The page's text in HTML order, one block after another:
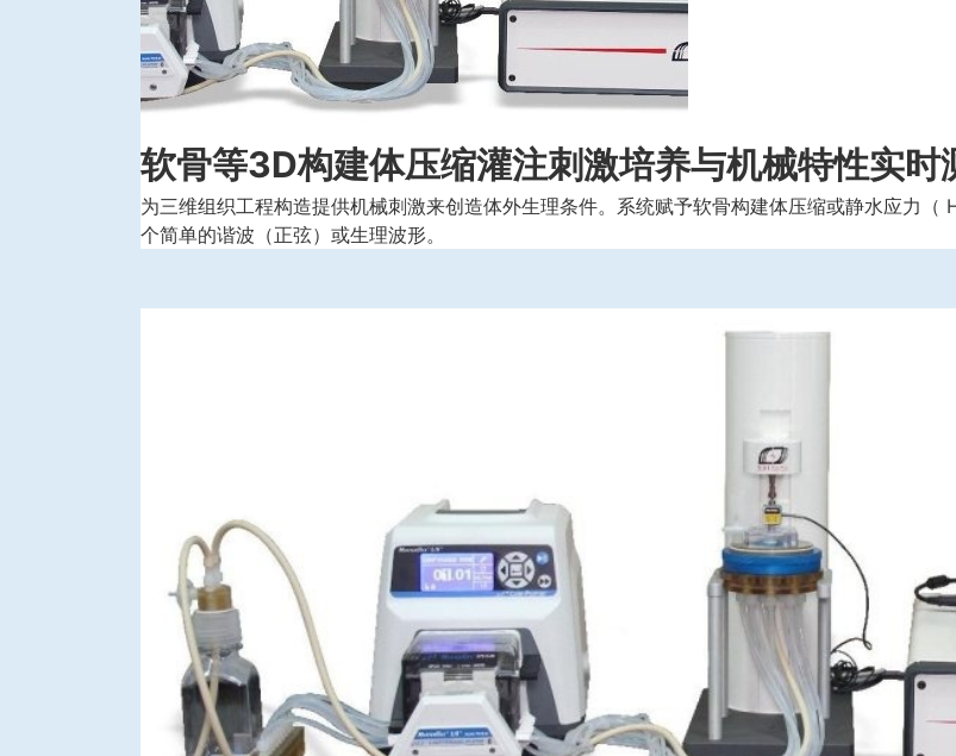
软骨等3D构建体压缩灌注刺激培养与机械特性实时
为三维组织工程构造提供机械刺激来创造体外生理条件。系统赋予软骨构建体压缩或静水应力
个简单的谐波（正弦）或生理波形。